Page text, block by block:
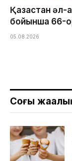
Қазақстан әл-
бойынша 66-
05.08.2026
Соңғы